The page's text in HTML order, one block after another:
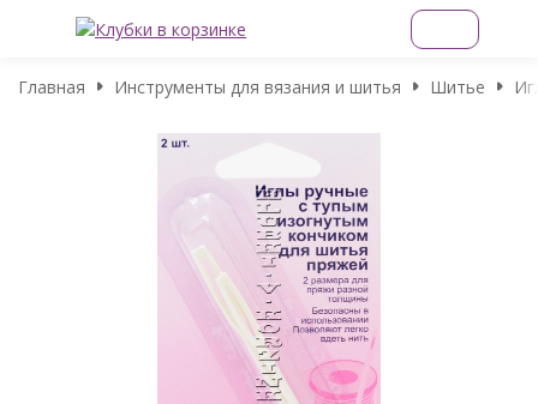
Главная Инструменты для вязания и шитья Шитье